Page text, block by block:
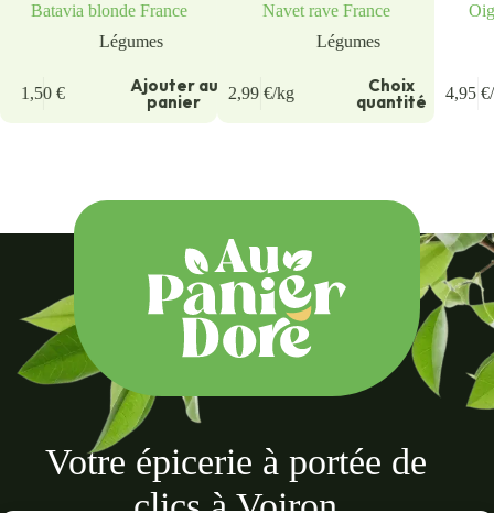
Batavia blonde France
Légumes
1,50€ Ajouter au
panier
Navet rave France
Légumes
2,99 €/kg Choix
quantité 4,95 €
Votre épicerie à portée de